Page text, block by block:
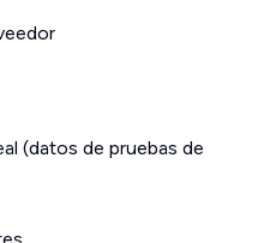
(datos de pruebas de